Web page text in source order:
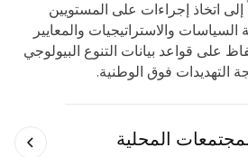
إلى اتخاذ إجراءات على المستويين
السياسات والاستراتيجيات والمعايير
على قواعد بيانات التنوع البيولوجي
التهديدات فوق الوطنية.
المحلية